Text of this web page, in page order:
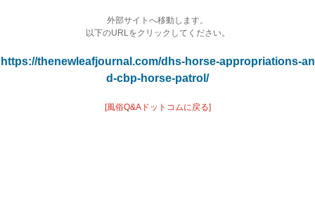
外部サイトへ移動します。
以下のURLをクリックしてください。
https://thenewleafjournal.com/dhs-horse-appropriations-an
d-cbp-horse-patrol/
[風俗Q&Aドットコムに戻る]